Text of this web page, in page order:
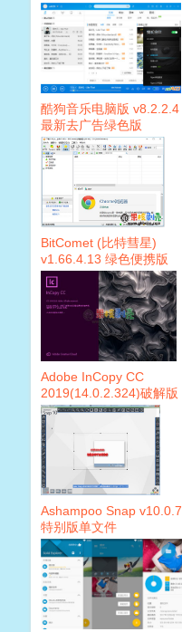
酷狗音乐电脑版 v8.2.2.4
最新去广告绿色版
BitComet (比特彗星)
v1.66.4.13 绿色便携版
Adobe InCopy CC
2019(14.0.2.324)破解版
Ashampoo Snap v10.0.7
特别版单文件